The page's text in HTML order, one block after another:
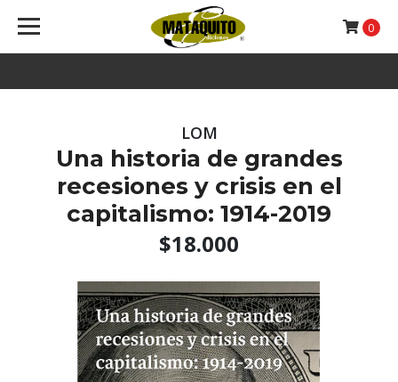
0
LOM
Una historia de grandes
recesiones y crisis en el
capitalismo: 1914-2019
$18.000